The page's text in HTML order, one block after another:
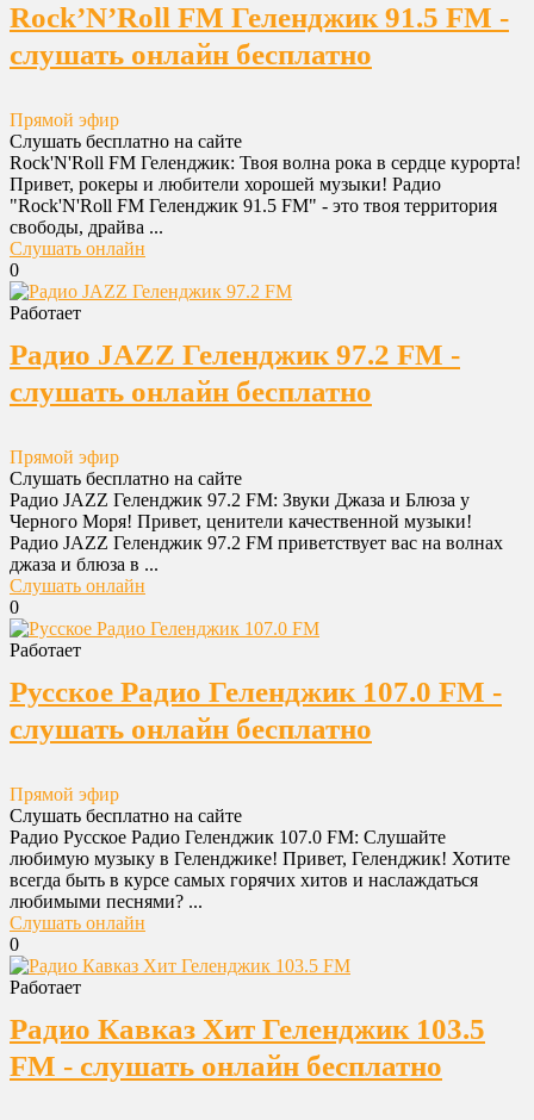
Rock’N’Roll FM Геленджик 91.5 FM -
слушать онлайн бесплатно
Прямой эфир
Слушать бесплатно на сайте
Rock'N'Roll FM Геленджик: Твоя волна рока в сердце курорта!
Привет, рокеры и любители хорошей музыки! Радио
"Rock'N'Roll FM Геленджик 91.5 FM" - это твоя территория
свободы, драйва ...
Слушать онлайн
0
Работает
Радио JAZZ Геленджик 97.2 FM -
слушать онлайн бесплатно
Прямой эфир
Слушать бесплатно на сайте
Радио JAZZ Геленджик 97.2 FM: Звуки Джаза и Блюза у
Черного Моря! Привет, ценители качественной музыки!
Радио JAZZ Геленджик 97.2 FM приветствует вас на волнах
джаза и блюза в ...
Слушать онлайн
0
Работает
Русское Радио Геленджик 107.0 FM -
слушать онлайн бесплатно
Прямой эфир
Слушать бесплатно на сайте
Радио Русское Радио Геленджик 107.0 FM: Слушайте
любимую музыку в Геленджике! Привет, Геленджик! Хотите
всегда быть в курсе самых горячих хитов и наслаждаться
любимыми песнями? ...
Слушать онлайн
0
Работает
Радио Кавказ Хит Геленджик 103.5
FM - слушать онлайн бесплатно